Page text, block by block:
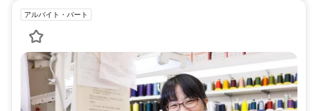
アルバイト・パート